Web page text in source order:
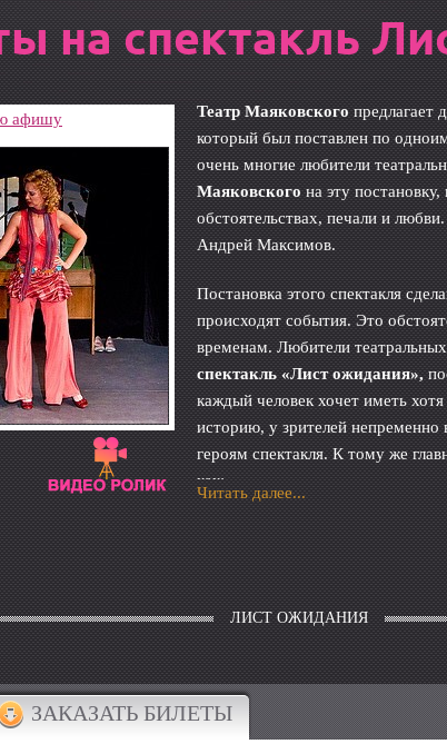
на спектакль
афишу Театр Маяковскогопредлагает
который был поставлен по
очень многие любители
Маяковскогона эту
обстоятельствах, печали и
Андрей Максимов.
Постановка этого спектакля
происходят события. Это
временам. Любители
спектакль «Лист ожидания»,
каждый человек хочет иметь
историю, у зрителей непременно
героям спектакля. К тому же
как:
Наталья Коренная; Сергей
В помощь театралу
Если вы решиликупить билеты
ожидания»,то лучше всего это
компанию, вы сможете
зрительном зале.Заказав билеты
менеджера, вы можете
поскольку наши специалисты
Читать далее...
ЛИСТ ОЖИДАНИЯ
ЗАКАЗАТЬ БИЛЕТЫ